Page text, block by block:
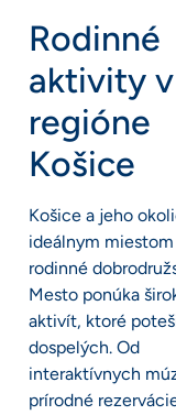
Rodinné
aktivity v
regióne
Košice
Košice a jeho
ideálnym miestom
rodinné
Mesto ponúka
aktivít, ktoré
dospelých. Od
interaktívnych
prírodné